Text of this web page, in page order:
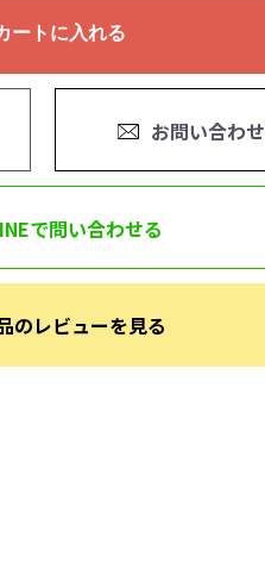
ートに入れる
お問い合わせ
で問い合わせる
のレビューを見る